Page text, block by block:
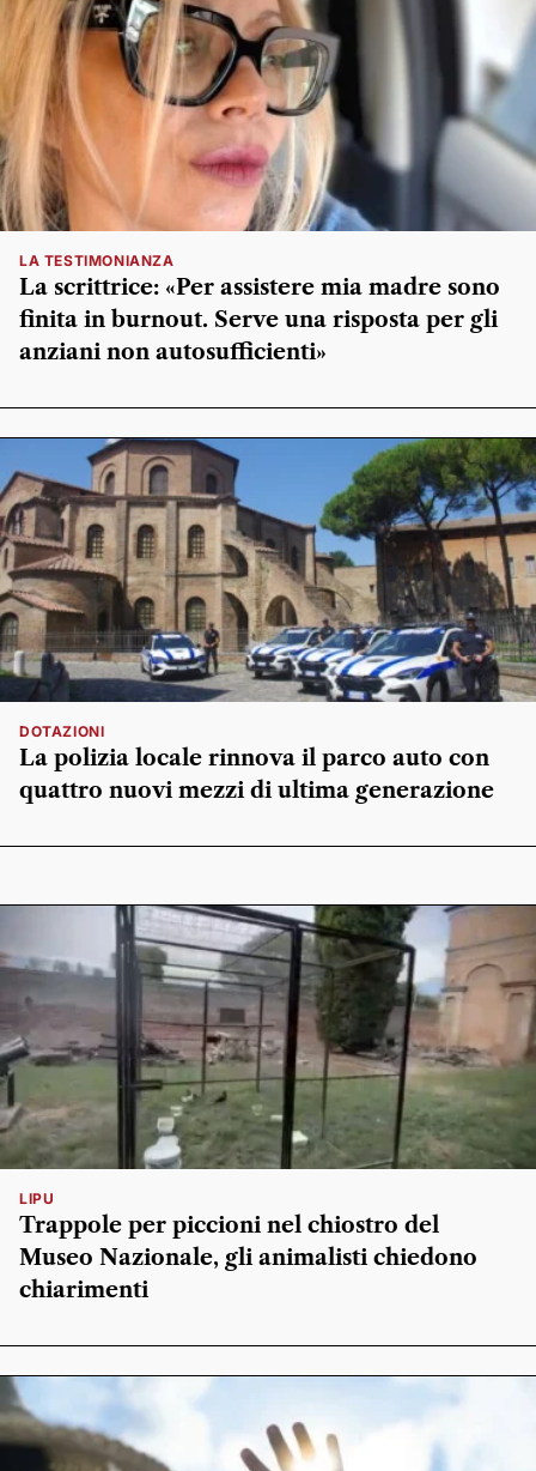
LA TESTIMONIANZA
La scrittrice: «Per assistere mia madre sono
finita in burnout. Serve una risposta per gli
anziani non autosufficienti»
DOTAZIONI
La polizia locale rinnova il parco auto con
quattro nuovi mezzi di ultima generazione
LIPU
Trappole per piccioni nel chiostro del
Museo Nazionale, gli animalisti chiedono
chiarimenti